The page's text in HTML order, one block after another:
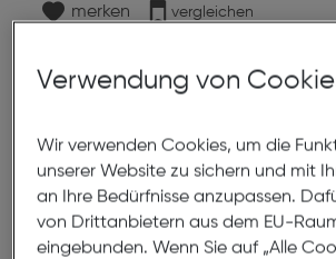
merken vergleichen
Nach Hause liefern
Produktbeschreibung
Apple iPad Air 11" LTE
Verwendung von
Wir verwenden Cookies, um die
unserer Website zu sichern und mit
an Ihre Bedürfnisse anzupassen.
von Drittanbietern aus dem EU-
eingebunden. Wenn Sie auf „Alle